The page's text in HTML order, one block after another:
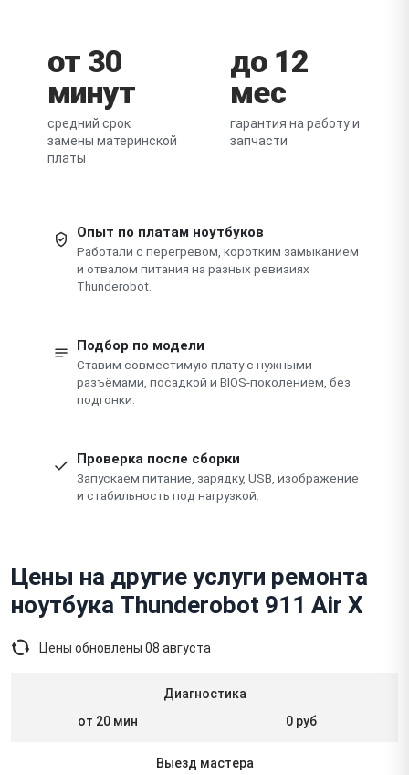
от 30
минут
средний срок
замены материнской
платы
до 12
мес
гарантия на работу и
запчасти
Опыт по платам ноутбуков
Работали с перегревом, коротким замыканием
и отвалом питания на разных ревизиях
Thunderobot.
Подбор по модели
Ставим совместимую плату с нужными
разъёмами, посадкой и BIOS-поколением, без
подгонки.
Проверка после сборки
Запускаем питание, зарядку, USB, изображение
и стабильность под нагрузкой.
Цены на другие услуги ремонта
ноутбука Thunderobot 911 Air X
Цены обновлены 08 августа
Диагностика
от 20 мин
0 руб
Выезд мастера